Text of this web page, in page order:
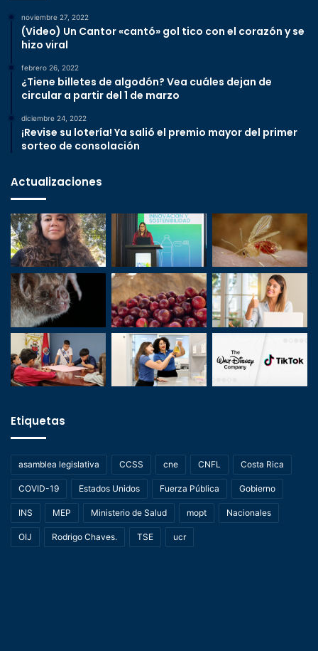
noviembre 27, 2022
(Video) Un Cantor «cantó» gol tico con el corazón y se
hizo viral
febrero 26, 2022
¿Tiene billetes de algodón? Vea cuáles dejan de
circular a partir del 1 de marzo
diciembre 24, 2022
¡Revise su lotería! Ya salió el premio mayor del primer
sorteo de consolación
Actualizaciones
Etiquetas
asamblea legislativa CCSS cne CNFL Costa Rica
COVID-19 Estados Unidos Fuerza Pública Gobierno
INS MEP Ministerio de Salud mopt Nacionales
OIJ Rodrigo Chaves. TSE ucr